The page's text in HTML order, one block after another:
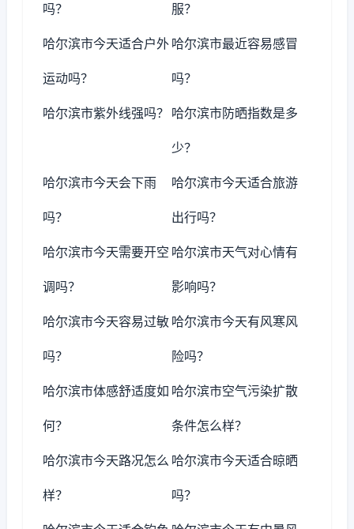
吗？ 服？
哈尔滨市今天适合户外
运动吗？
哈尔滨市最近容易感冒
吗？
哈尔滨市紫外线强吗？ 哈尔滨市防晒指数是多
少？
哈尔滨市今天会下雨
吗？
哈尔滨市今天适合旅游
出行吗？
哈尔滨市今天需要开空
调吗？
哈尔滨市天气对心情有
影响吗？
哈尔滨市今天容易过敏
吗？
哈尔滨市今天有风寒风
险吗？
哈尔滨市体感舒适度如
何？
哈尔滨市空气污染扩散
条件怎么样？
哈尔滨市今天路况怎么
样？
哈尔滨市今天适合晾晒
吗？